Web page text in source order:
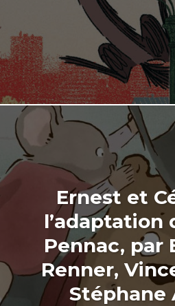
Ernest et
l’adaptation
Pennac, par
Renner,
Stéphane